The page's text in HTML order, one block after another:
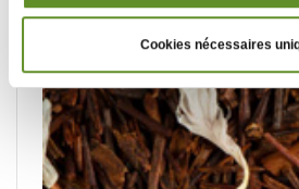
Cookies nécessaires